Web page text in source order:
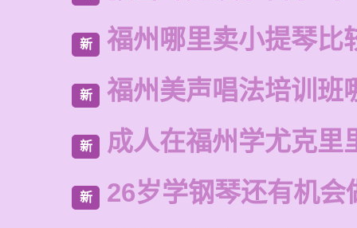
新 福州哪里卖小提琴比
新 福州美声唱法培训班
新 成人在福州学尤克里
新 26岁学钢琴还有机会